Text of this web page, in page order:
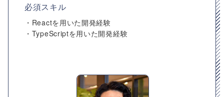
必須スキル
・Reactを用いた開発経験
・TypeScriptを用いた開発経験